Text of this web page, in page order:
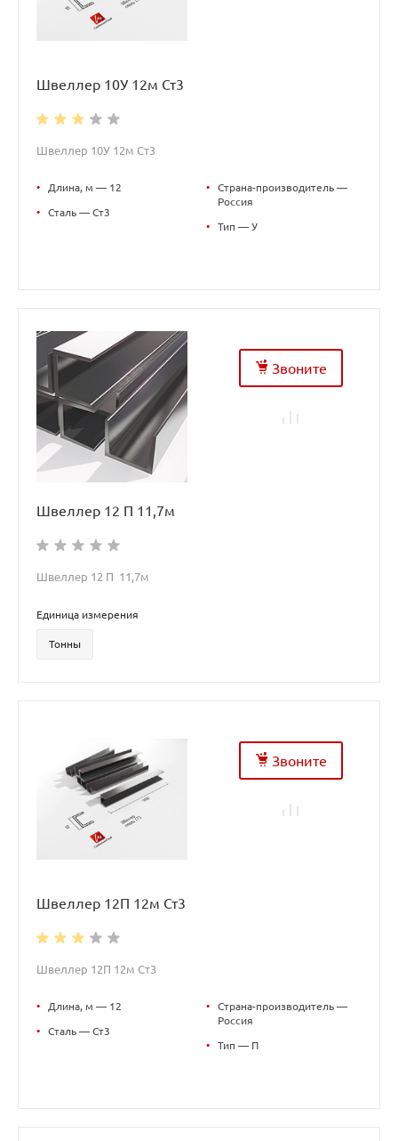
Швеллер 10У 12м Ст3
Швеллер 10У 12м Ст3
• Длина, м — 12
• Сталь — Ст3
•
Страна-производитель —
Россия
• Тип — У
Звоните
Швеллер 12 П 11,7м
Швеллер 12 П 11,7м
Единица измерения
Тонны
Звоните
Швеллер 12П 12м Ст3
Швеллер 12П 12м Ст3
• Длина, м — 12
• Сталь — Ст3
•
Страна-производитель —
Россия
• Тип — П